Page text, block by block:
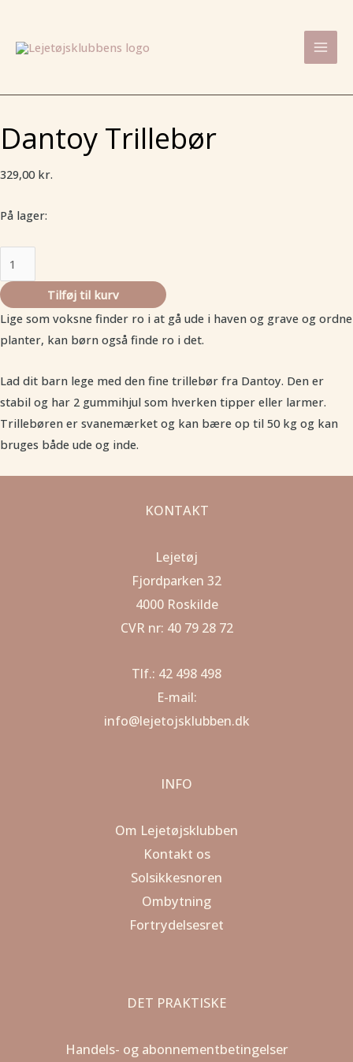
indholdet
Dantoy Trillebør
329,00 kr.
På lager:
antal
Tilføj til kurv
Lige som voksne finder ro i at gå ude i haven og grave og ordne
planter, kan børn også finde ro i det.
Lad dit barn lege med den fine trillebør fra Dantoy. Den er
stabil og har 2 gummihjul som hverken tipper eller larmer.
Trillebøren er svanemærket og kan bære op til 50 kg og kan
bruges både ude og inde.
KONTAKT
Lejetøj
Fjordparken 32
4000 Roskilde
CVR nr: 40 79 28 72
Tlf.: 42 498 498
E-mail:
info@lejetojsklubben.dk
INFO
Om Lejetøjsklubben
Kontakt os
Solsikkesnoren
Ombytning
Fortrydelsesret
DET PRAKTISKE
Handels- og abonnementbetingelser